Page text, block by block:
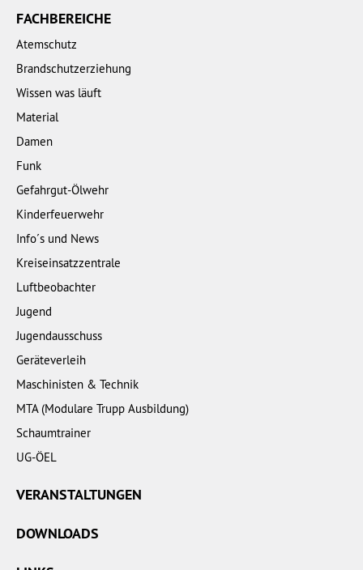
FACHBEREICHE
Atemschutz
Brandschutzerziehung
Wissen was läuft
Material
Damen
Funk
Gefahrgut-Ölwehr
Kinderfeuerwehr
Info´s und News
Kreiseinsatzzentrale
Luftbeobachter
Jugend
Jugendausschuss
Geräteverleih
Maschinisten & Technik
MTA (Modulare Trupp Ausbildung)
Schaumtrainer
UG-ÖEL
VERANSTALTUNGEN
DOWNLOADS